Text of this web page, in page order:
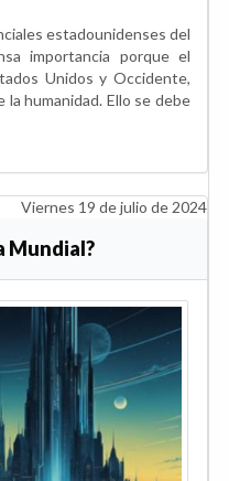
estadounidenses del
importancia porque el
Unidos y Occidente,
humanidad. Ello se debe
Viernes 19 de julio de 2024
Mundial?